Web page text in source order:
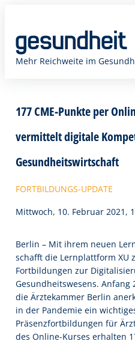
springen
Mehr Reichweite im
177 CME-Punkte per
vermittelt digitale
Gesundheitswirtschaft
FORTBILDUNGS-UPDATE
Mittwoch, 10. Februar 2021,
Berlin – Mit ihrem neuen
schafft die Lernplattform XU
Fortbildungen zur
Gesundheitswesens.
die Ärztekammer Berlin
in der Pandemie ein
Präsenzfortbildungen für
des Online-Kurses erhalten